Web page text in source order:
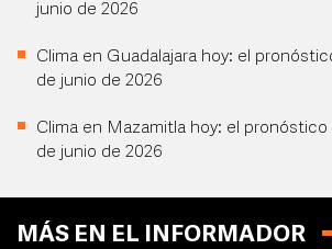
junio de 2026
Clima en Guadalajara hoy: el
de junio de 2026
Clima en Mazamitla hoy: el pronóstico
de junio de 2026
MÁS EN EL INFORMADOR